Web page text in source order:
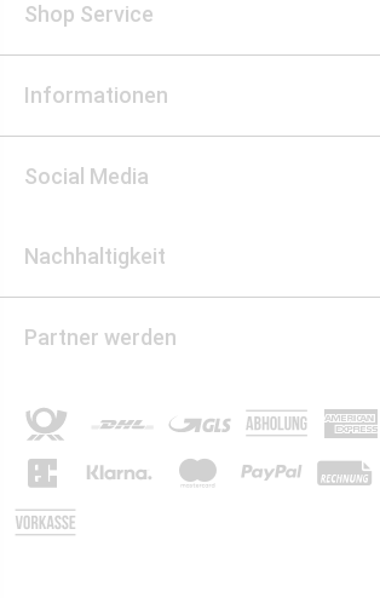
Shop Service
Informationen
Social Media
Nachhaltigkeit
Partner werden